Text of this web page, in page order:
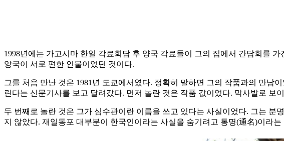
1998년에는 가고시마 한일 각료회담 후 양국 각료들이 그의 집에서 간담회를
양국이 서로 편한 인물이었던 것이다.
그를 처음 만난 것은 1981년 도쿄에서였다. 정확히 말하면 그의 작품과의 만남
린다는 신문기사를 보고 달려갔다. 먼저 놀란 것은 작품 값이었다. 막사발로
두 번째로 놀란 것은 그가 심수관이란 이름을 쓰고 있다는 사실이었다. 그는 분
지 않았다. 재일동포 대부분이 한국인이라는 사실을 숨기려고 통명(通名)이라